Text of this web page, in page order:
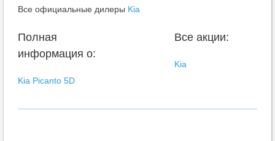
Все официальные дилеры Kia
Полная
информация о:
Kia Picanto 5D
Все акции:
Kia